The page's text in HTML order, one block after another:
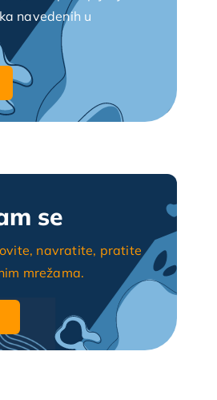
navedenih u
se
navratite, pratite
mrežama.